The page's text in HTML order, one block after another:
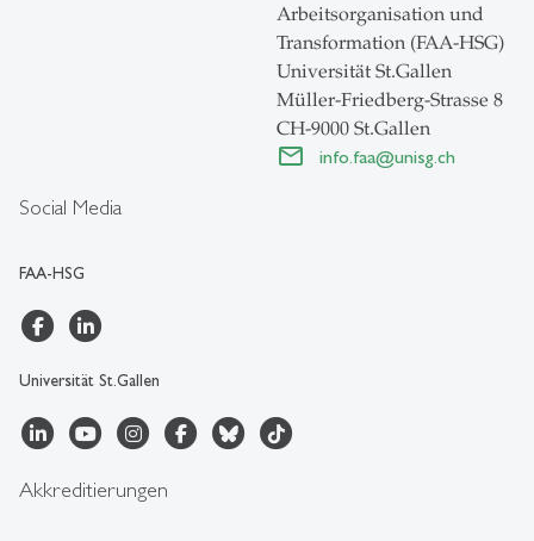
Social Media
FAA-HSG
Universität St.Gallen
Arbeitsorganisation und
Transformation (FAA-HSG)
Universität St.Gallen
Müller-Friedberg-Strasse 8
CH-9000 St.Gallen
info.faa@unisg.ch
Akkreditierungen